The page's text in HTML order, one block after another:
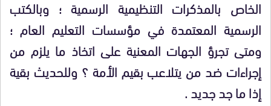
الخاص بالمذكرات التنظيمية الرسمية ؛ وبالكتب
الرسمية المعتمدة في مؤسسات التعليم العام ؛
ومتى تجرؤ الجهات المعنية على اتخاذ ما يلزم من
إجراءات ضد من يتلاعب بقيم الأمة ؟ وللحديث بقية
إذا ما جد جديد .